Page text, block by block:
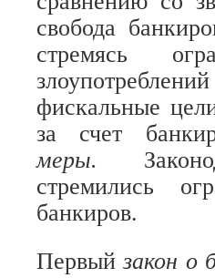
свобода
стремясь
фискальные
за счет
меры.
стремились
банкиров.
Первыйзакон о